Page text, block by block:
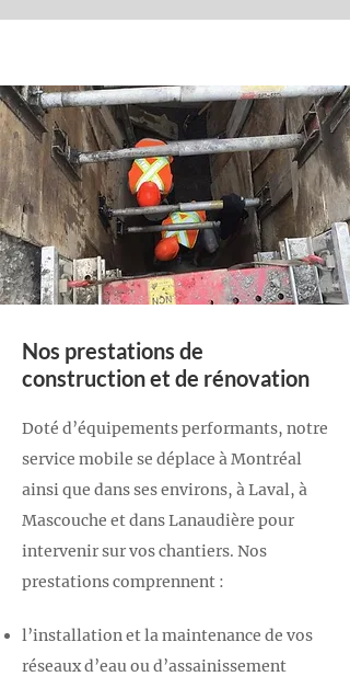
Nos prestations de
construction et de rénovation
Doté d’équipements performants, notre
service mobile se déplace à Montréal
ainsi que dans ses environs, à Laval, à
Mascouche et dans Lanaudière pour
intervenir sur vos chantiers. Nos
prestations comprennent :
l’installation et la maintenance de vos
réseaux d’eau ou d’assainissement